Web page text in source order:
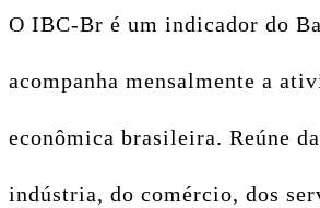
O IBC-Br é um indicador do
acompanha mensalmente a
econômica brasileira. Reúne
indústria, do comércio, dos